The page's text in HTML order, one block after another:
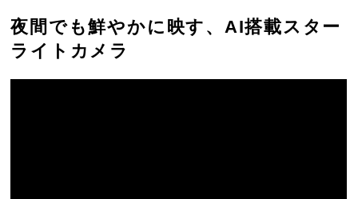
夜間でも鮮やかに映す、AI搭載スター
ライトカメラ